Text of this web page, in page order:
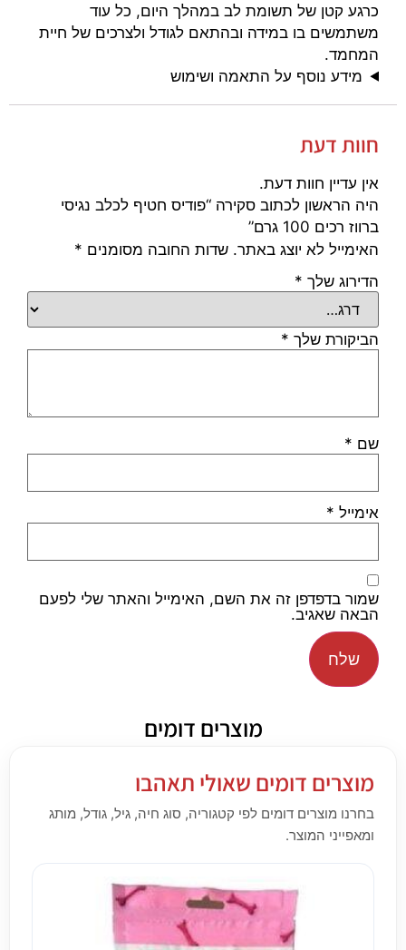
כרגע קטן של תשומת לב במהלך היום, כל עוד
משתמשים בו במידה ובהתאם לגודל ולצרכים של חיית
המחמד.
מידע נוסף על התאמה ושימוש
חוות דעת
אין עדיין חוות דעת.
היה הראשון לכתוב סקירה “פודיס חטיף לכלב נגיסי
ברווז רכים 100 גרם”
האימייל לא יוצג באתר. שדות החובה מסומנים *
הדירוג שלך *
הביקורת שלך *
שם *
אימייל *
שמור בדפדפן זה את השם, האימייל והאתר שלי לפעם
הבאה שאגיב.
מוצרים דומים
מוצרים דומים שאולי תאהבו
בחרנו מוצרים דומים לפי קטגוריה, סוג חיה, גיל, גודל, מותג
ומאפייני המוצר.